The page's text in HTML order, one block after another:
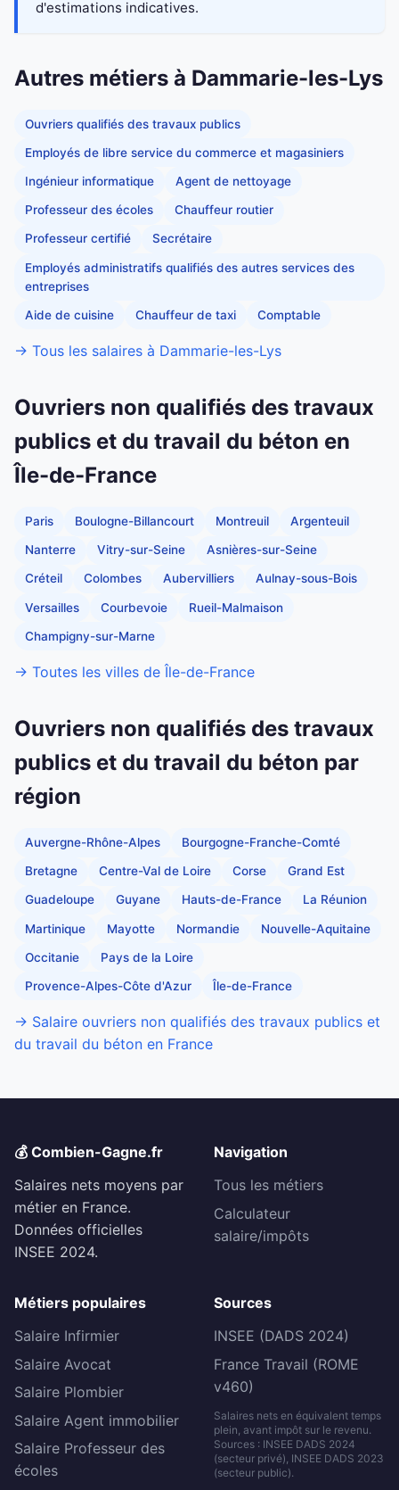
d'estimations indicatives.
Autres métiers à Dammarie-les-Lys
Ouvriers qualifiés des travaux publics
Employés de libre service du commerce et magasiniers
Ingénieur informatique Agent de nettoyage
Professeur des écoles Chauffeur routier
Professeur certifié Secrétaire
Employés administratifs qualifiés des autres services des
entreprises
Aide de cuisine Chauffeur de taxi Comptable
→ Tous les salaires à Dammarie-les-Lys
Ouvriers non qualifiés des travaux
publics et du travail du béton en
Île-de-France
Paris Boulogne-Billancourt Montreuil Argenteuil
Nanterre Vitry-sur-Seine Asnières-sur-Seine
Créteil Colombes Aubervilliers Aulnay-sous-Bois
Versailles Courbevoie Rueil-Malmaison
Champigny-sur-Marne
→ Toutes les villes de Île-de-France
Ouvriers non qualifiés des travaux
publics et du travail du béton par
région
Auvergne-Rhône-Alpes Bourgogne-Franche-Comté
Bretagne Centre-Val de Loire Corse Grand Est
Guadeloupe Guyane Hauts-de-France La Réunion
Martinique Mayotte Normandie Nouvelle-Aquitaine
Occitanie Pays de la Loire
Provence-Alpes-Côte d'Azur Île-de-France
→ Salaire ouvriers non qualifiés des travaux publics et
du travail du béton en France
💰 Combien-Gagne.fr
Salaires nets moyens par
métier en France.
Données officielles
INSEE 2024.
Navigation
Tous les métiers
Calculateur
salaire/impôts
Métiers populaires
Salaire Infirmier
Salaire Avocat
Salaire Plombier
Salaire Agent immobilier
Salaire Professeur des
écoles
Sources
INSEE (DADS 2024)
France Travail (ROME
v460)
Salaires nets en équivalent temps
plein, avant impôt sur le revenu.
Sources : INSEE DADS 2024
(secteur privé), INSEE DADS 2023
(secteur public).